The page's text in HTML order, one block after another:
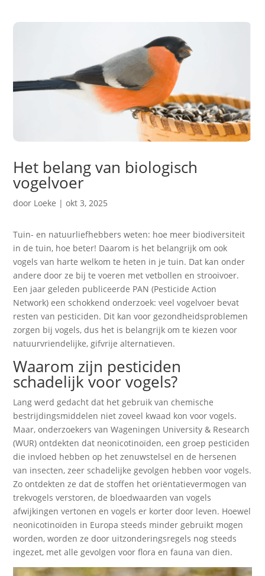
Het belang van biologisch
vogelvoer
door Loeke |okt 3, 2025
Tuin- en natuurliefhebbers weten: hoe meer biodiversiteit
in de tuin, hoe beter! Daarom is het belangrijk om ook
vogels van harte welkom te heten in je tuin. Dat kan onder
andere door ze bij te voeren met vetbollen en strooivoer.
Een jaar geleden publiceerde PAN (Pesticide Action
Network) een schokkend onderzoek: veel vogelvoer bevat
resten van pesticiden. Dit kan voor gezondheidsproblemen
zorgen bij vogels, dus het is belangrijk om te kiezen voor
natuurvriendelijke, gifvrije alternatieven.
Waarom zijn pesticiden
schadelijk voor vogels?
Lang werd gedacht dat het gebruik van chemische
bestrijdingsmiddelen niet zoveel kwaad kon voor vogels.
Maar, onderzoekers van Wageningen University & Research
(WUR) ontdekten dat neonicotinoïden, een groep pesticiden
die invloed hebben op het zenuwstelsel en de hersenen
van insecten, zeer schadelijke gevolgen hebben voor vogels.
Zo ontdekten ze dat de stoffen het oriëntatievermogen van
trekvogels verstoren, de bloedwaarden van vogels
afwijkingen vertonen en vogels er korter door leven. Hoewel
neonicotinoïden in Europa steeds minder gebruikt mogen
worden, worden ze door uitzonderingsregels nog steeds
ingezet, met alle gevolgen voor flora en fauna van dien.